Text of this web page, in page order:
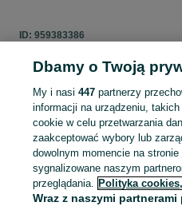
ID: 959383386
Zaloguj się lub załóż konto
sprzedającym
Zaloguj się / Załóż konto
Dbamy o Twoją
My i nasi447 partnerzy
informacji na urządzeniu,
cookie w celu przetwarzania
zaakceptować wybory lub
dowolnym momencie na
sygnalizowane naszym
przeglądania. Polityka cookies,
Wraz z naszymi